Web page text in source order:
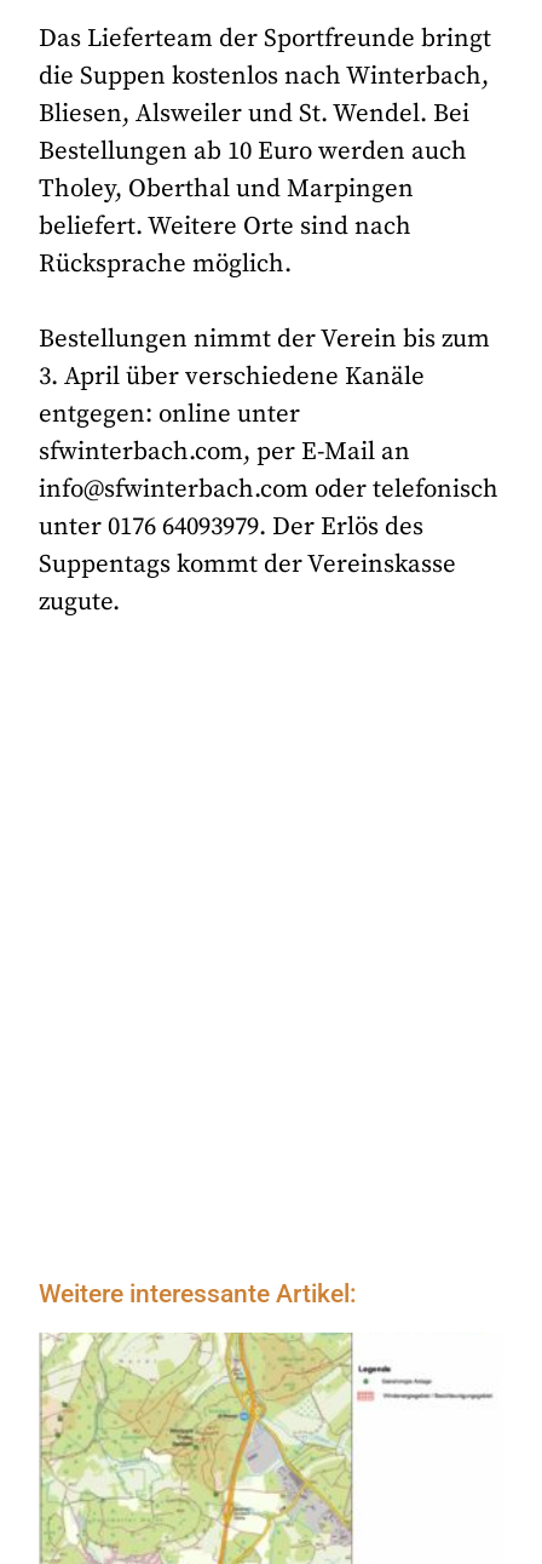
Das Lieferteam der Sportfreunde bringt
die Suppen kostenlos nach Winterbach,
Bliesen, Alsweiler und St. Wendel. Bei
Bestellungen ab 10 Euro werden auch
Tholey, Oberthal und Marpingen
beliefert. Weitere Orte sind nach
Rücksprache möglich.
Bestellungen nimmt der Verein bis zum
3. April über verschiedene Kanäle
entgegen: online unter
sfwinterbach.com, per E-Mail an
info@sfwinterbach.com oder telefonisch
unter 0176 64093979. Der Erlös des
Suppentags kommt der Vereinskasse
zugute.
Weitere interessante Artikel: